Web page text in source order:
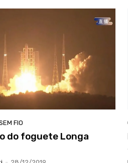
FIO
do foguete Longa